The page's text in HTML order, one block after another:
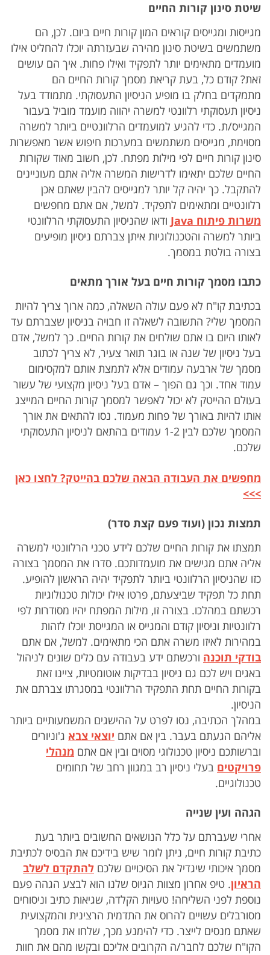
שיטת סינון קורות החיים
מגייסות ומגייסים קוראים המון קורות חיים ביום. לכן, הם
משתמשים בשיטת סינון מהירה שבעזרתה יוכלו להחליט אילו
מועמדים מתאימים יותר לתפקיד ואילו פחות. איך הם עושים
זאת? קודם כל, בעת קריאת מסמך קורות החיים הם
מתמקדים בחלק בו מופיע הניסיון התעסוקתי. מתמודד בעל
ניסיון תעסוקתי רלוונטי למשרה יהווה מועמד מוביל בעבור
המגייס/ת. כדי להגיע למועמדים הרלוונטיים ביותר למשרה
מסוימת, מגייסים משתמשים במערכות חיפוש אשר מאפשרות
סינון קורות חיים לפי מילות מפתח. לכן, חשוב מאוד שקורות
החיים שלכם יתאימו לדרישות המשרה אליה אתם מעוניינים
להתקבל. כך יהיה קל יותר למגייסים להבין שאתם אכן
רלוונטיים ומתאימים לתפקיד. למשל, אם אתם מחפשים
משרות פיתוח Java ודאו שהניסיון התעסוקתי הרלוונטי
ביותר למשרה והטכנולוגיות איתן צברתם ניסיון מופיעים
בצורה בולטת במסמך.
כתבו מסמך קורות חיים בעל אורך מתאים
בכתיבת קו"ח לא פעם עולה השאלה, כמה ארוך צריך להיות
המסמך שלי? התשובה לשאלה זו חבויה בניסיון שצברתם עד
לאותו היום בו אתם שולחים את קורות החיים. כך למשל, אדם
בעל ניסיון של שנה או בוגר תואר צעיר, לא צריך לכתוב
מסמך של ארבעה עמודים אלא לתמצת אותם למקסימום
עמוד אחד. וכך גם הפוך – אדם בעל ניסיון מקצועי של עשור
בעולם ההייטק לא יכול לאפשר למסמך קורות החיים המייצג
אותו להיות באורך של פחות מעמוד. נסו להתאים את אורך
המסמך שלכם לבין 1-2 עמודים בהתאם לניסיון התעסוקתי
שלכם.
מחפשים את העבודה הבאה שלכם בהייטק? לחצו כאן
>>>
תמצות נכון (ועוד פעם קצת סדר)
תמצתו את קורות החיים שלכם לידע טכני הרלוונטי למשרה
אליה אתם מגישים את מועמדותכם. סדרו את המסמך בצורה
כזו שהניסיון הרלוונטי ביותר לתפקיד יהיה הראשון להופיע.
תחת כל תפקיד שביצעתם, פרטו אילו יכולות טכנולוגיות
רכשתם במהלכו. בצורה זו, מילות המפתח יהיו מסודרות לפי
רלוונטיות וניסיון קודם והמגייס או המגייסת יוכלו לזהות
במהירות לאיזו משרה אתם הכי מתאימים. למשל, אם אתם
בודקי תוכנה ורכשתם ידע בעבודה עם כלים שונים לניהול
באגים ויש לכם גם ניסיון בבדיקות אוטומטיות, ציינו זאת
בקורות החיים תחת התפקיד הרלוונטי במסגרתו צברתם את
הניסיון.
במהלך הכתיבה, נסו לפרט על ההישגים המשמעותיים ביותר
אליהם הגעתם בעבר. בין אם אתם יוצאי צבא ג'וניורים
וברשותכם ניסיון טכנולוגי מסוים ובין אם אתם מנהלי
פרויקטים בעלי ניסיון רב במגוון רחב של תחומים
טכנולוגיים.
הגהה ועין שנייה
אחרי שעברתם על כלל הנושאים החשובים ביותר בעת
כתיבת קורות חיים, ניתן לומר שיש בידיכם את הבסיס לכתיבת
מסמך איכותי שיגדיל את הסיכויים שלכם להתקדם לשלב
הראיון. טיפ אחרון מצוות הגיוס שלנו הוא לבצע הגהה פעם
נוספת לפני השליחה! טעויות הקלדה, שגיאות כתיב וניסוחים
מסורבלים עשויים להרוס את התדמית הרצינית והמקצועית
שאתם מנסים לייצר. כדי להימנע מכך, שלחו את מסמך
הקו"ח שלכם לחבר/ה הקרובים אליכם ובקשו מהם את חוות